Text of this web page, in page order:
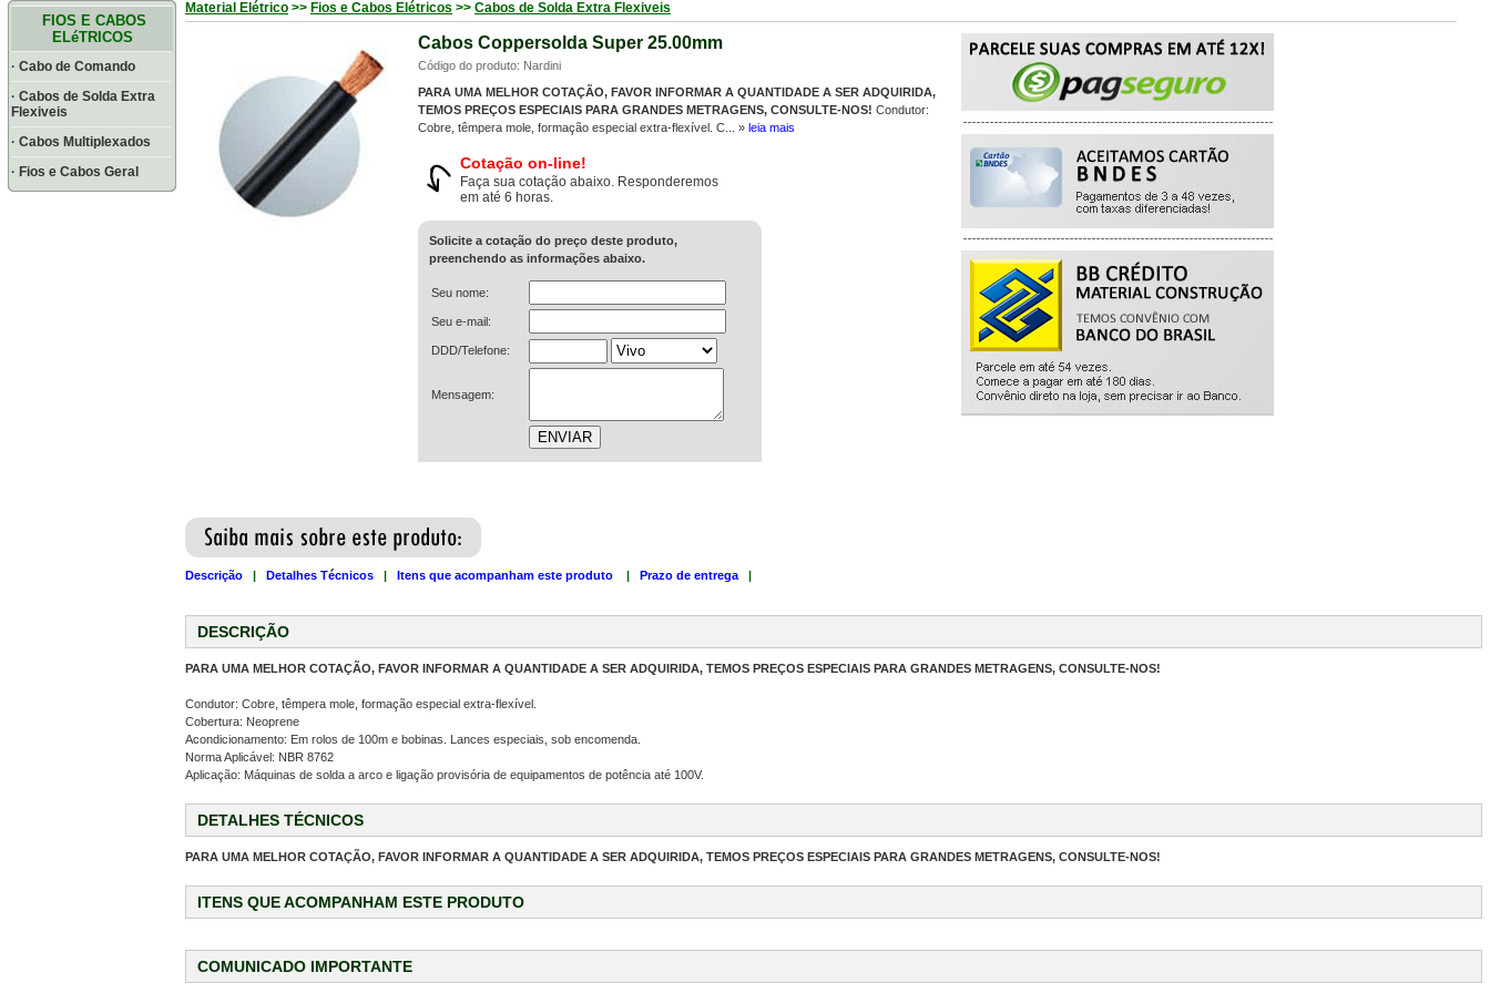
FIOS E CABOS
ELéTRICOS
· Cabo de Comando
· Cabos de Solda Extra
Flexiveis
· Cabos Multiplexados
· Fios e Cabos Geral
Material Elétrico >> Fios e Cabos Elétricos >> Cabos de Solda Extra Flexiveis
Cabos Coppersolda Super 25.00mm
Código do produto: Nardini
PARA UMA MELHOR COTAÇÃO, FAVOR INFORMAR A QUANTIDADE A SER ADQUIRIDA,
TEMOS PREÇOS ESPECIAIS PARA GRANDES METRAGENS, CONSULTE-NOS! Condutor:
Cobre, têmpera mole, formação especial extra-flexível. C... » leia mais
Cotação on-line!
Faça sua cotação abaixo. Responderemos
em até 6 horas.
Solicite a cotação do preço deste produto,
preenchendo as informações abaixo.
Seu nome:
Seu e-mail:
DDD/Telefone:
Mensagem:
Descrição | Detalhes Técnicos | Itens que acompanham este produto | Prazo de entrega |
DESCRIÇÃO
PARA UMA MELHOR COTAÇÃO, FAVOR INFORMAR A QUANTIDADE A SER ADQUIRIDA, TEMOS PREÇOS ESPECIAIS PARA GRANDES METRAGENS, CONSULTE-NOS!
Condutor: Cobre, têmpera mole, formação especial extra-flexível.
Cobertura: Neoprene
Acondicionamento: Em rolos de 100m e bobinas. Lances especiais, sob encomenda.
Norma Aplicável: NBR 8762
Aplicação: Máquinas de solda a arco e ligação provisória de equipamentos de potência até 100V.
DETALHES TÉCNICOS
PARA UMA MELHOR COTAÇÃO, FAVOR INFORMAR A QUANTIDADE A SER ADQUIRIDA, TEMOS PREÇOS ESPECIAIS PARA GRANDES METRAGENS, CONSULTE-NOS!
ITENS QUE ACOMPANHAM ESTE PRODUTO
COMUNICADO IMPORTANTE